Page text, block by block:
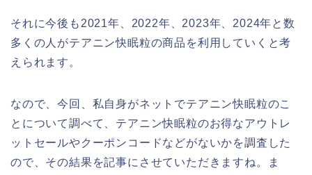
それに今後も2021年、2022年、2023年、2024年と数
多くの人がテアニン快眠粒の商品を利用していくと考
えられます。
なので、今回、私自身がネットでテアニン快眠粒のこ
とについて調べて、テアニン快眠粒のお得なアウトレ
ットセールやクーポンコードなどがないかを調査した
ので、その結果を記事にさせていただきますね。ま